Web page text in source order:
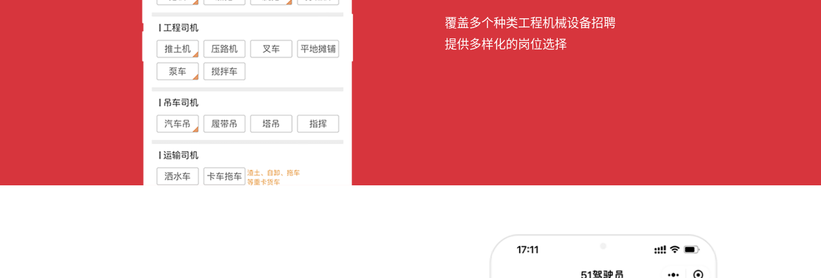
覆盖多个种类工程机械设备招聘
提供多样化的岗位选择